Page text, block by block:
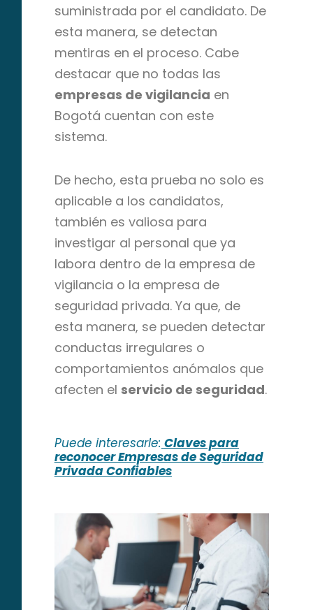
suministrada por el candidato. De
esta manera, se detectan
mentiras en el proceso. Cabe
destacar que no todas las
empresas de vigilancia en
Bogotá cuentan con este
sistema.
De hecho, esta prueba no solo es
aplicable a los candidatos,
también es valiosa para
investigar al personal que ya
labora dentro de la empresa de
vigilancia o la empresa de
seguridad privada. Ya que, de
esta manera, se pueden detectar
conductas irregulares o
comportamientos anómalos que
afecten el servicio de seguridad.
Puede interesarle: Claves para
reconocer Empresas de Seguridad
Privada Confiables